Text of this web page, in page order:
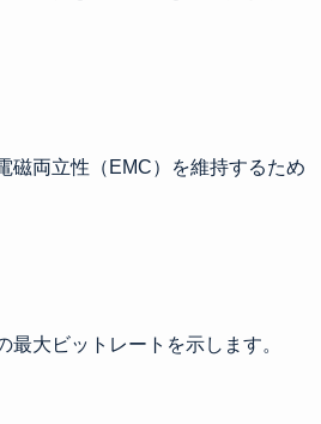
磁両立性（EMC）を維持するため
大ビットレートを示します。